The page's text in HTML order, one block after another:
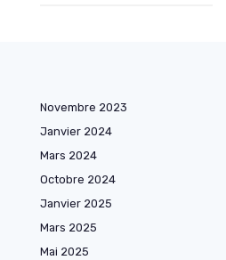
Novembre 2023
Janvier 2024
Mars 2024
Octobre 2024
Janvier 2025
Mars 2025
Mai 2025